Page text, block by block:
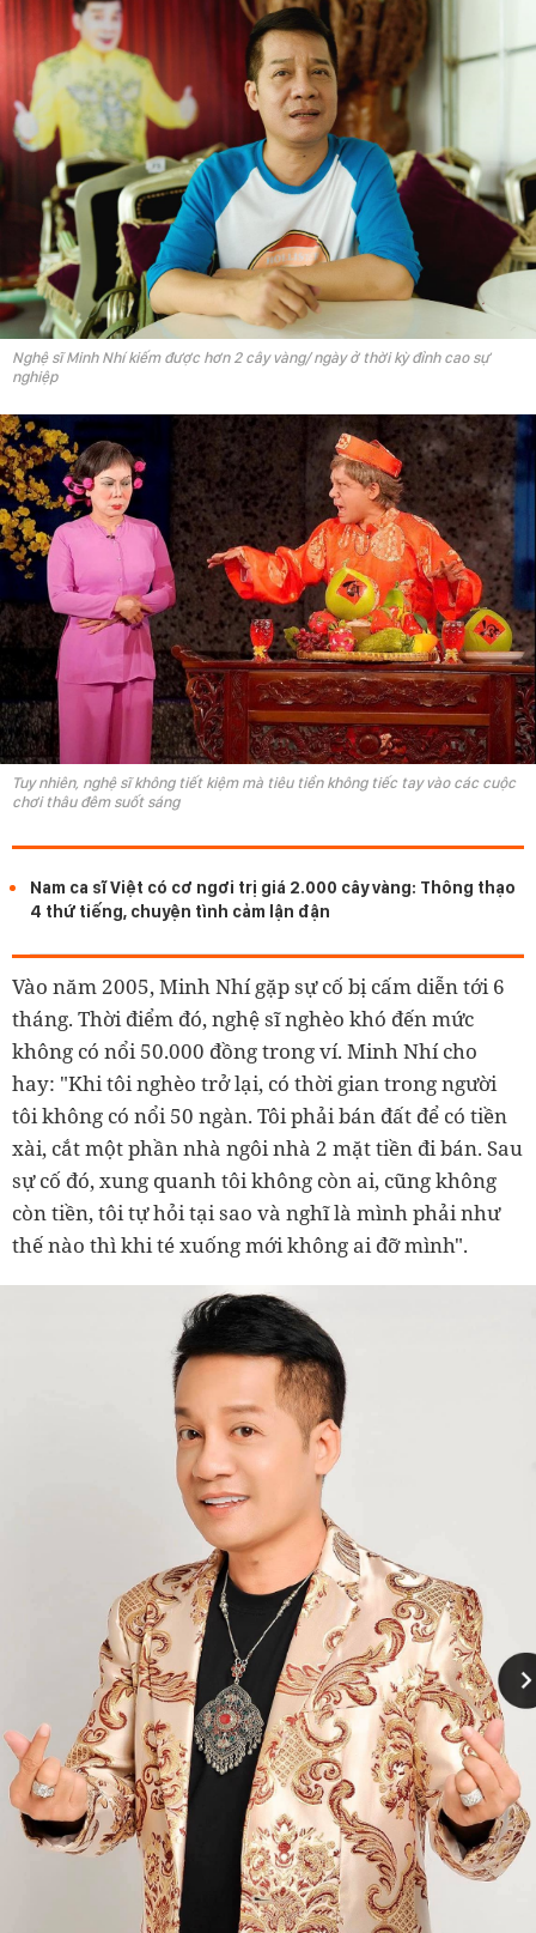
Nghệ sĩ Minh Nhí kiếm được hơn 2 cây vàng/ ngày ở thời kỳ đỉnh cao sự
nghiệp
Tuy nhiên, nghệ sĩ không tiết kiệm mà tiêu tiền không tiếc tay vào các cuộc
chơi thâu đêm suốt sáng
Nam ca sĩ Việt có cơ ngơi trị giá 2.000 cây vàng: Thông thạo
4 thứ tiếng, chuyện tình cảm lận đận
Vào năm 2005, Minh Nhí gặp sự cố bị cấm diễn tới 6
tháng. Thời điểm đó, nghệ sĩ nghèo khó đến mức
không có nổi 50.000 đồng trong ví. Minh Nhí cho
hay: "Khi tôi nghèo trở lại, có thời gian trong người
tôi không có nổi 50 ngàn. Tôi phải bán đất để có tiền
xài, cắt một phần nhà ngôi nhà 2 mặt tiền đi bán. Sau
sự cố đó, xung quanh tôi không còn ai, cũng không
còn tiền, tôi tự hỏi tại sao và nghĩ là mình phải như
thế nào thì khi té xuống mới không ai đỡ mình".